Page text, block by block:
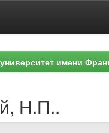
имени
Н.П..